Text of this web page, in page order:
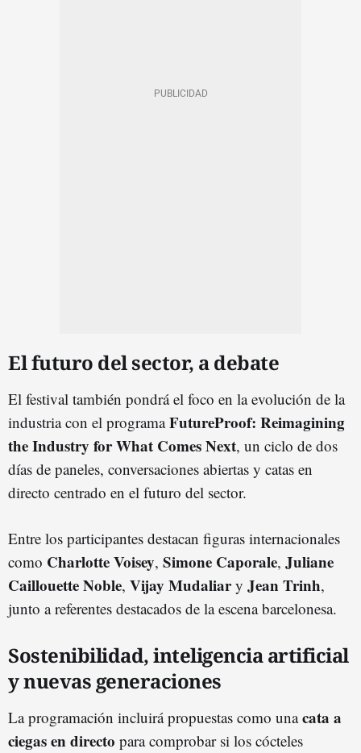
El futuro del sector, a debate
El festival también pondrá el foco en la evolución de la
industria con el programaFutureProof: Reimagining
the Industry for What Comes Next, un ciclo de dos
días de paneles, conversaciones abiertas y catas en
directo centrado en el futuro del sector.
Entre los participantes destacan figuras internacionales
como Charlotte Voisey, Simone Caporale, Juliane
Caillouette Noble, Vijay Mudaliary Jean Trinh,
junto a referentes destacados de la escena barcelonesa.
Sostenibilidad, inteligencia artificial
y nuevas generaciones
La programación incluirá propuestas como unacata a
ciegas en directo para comprobar si los cócteles